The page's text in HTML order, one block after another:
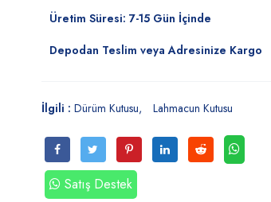
Üretim Süresi: 7-15 Gün İçinde
Depodan Teslim veya Adresinize Kargo
İlgili : Dürüm Kutusu Lahmacun Kutusu
Satış Destek